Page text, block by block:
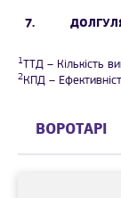
7.
1ТТД – Кількість
2КПД –
ВОРОТАРІ